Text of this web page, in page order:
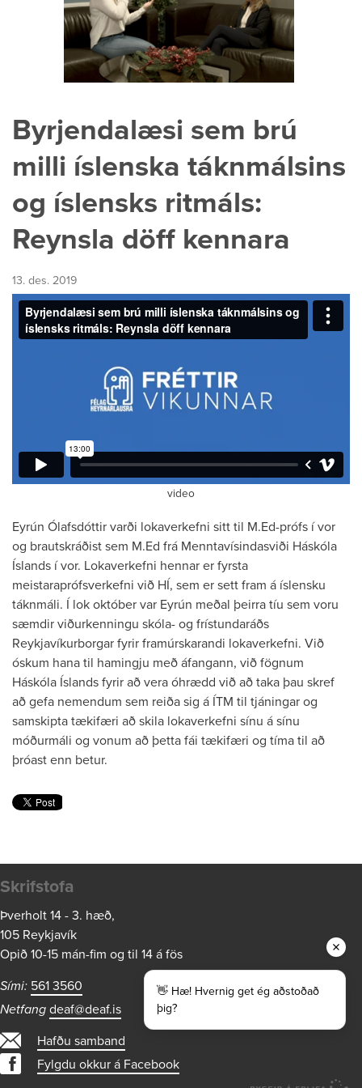
Byrjendalæsi sem brú
milli íslenska táknmálsins
og íslensks ritmáls:
Reynsla döff kennara
13. des. 2019
video
Eyrún Ólafsdóttir varði lokaverkefni sitt til M.Ed-prófs í vor
og brautskráðist sem M.Ed frá Menntavísindasviði Háskóla
Íslands í vor. Lokaverkefni hennar er fyrsta
meistaraprófsverkefni við HÍ, sem er sett fram á íslensku
táknmáli. Í lok október var Eyrún meðal þeirra tíu sem voru
sæmdir viðurkenningu skóla- og frístundaráðs
Reykjavíkurborgar fyrir framúrskarandi lokaverkefni. Við
óskum hana til hamingju með áfangann, við fögnum
Háskóla Íslands fyrir að vera óhrædd við að taka þau skref
að gefa nemendum sem reiða sig á ÍTM til tjáningar og
samskipta tækifæri að skila lokaverkefni sínu á sínu
móðurmáli og vonum að þetta fái tækifæri og tíma til að
þróast enn betur.
Skrifstofa
Þverholt 14 - 3. hæð,
105 Reykjavík
Opið 10-15 mán-fim og til 14 á fös
Sími: 561 3560
Netfang deaf@deaf.is
Hafðu samband
Fylgdu okkur á Facebook
👋 Hæ! Hvernig get ég aðstoðað
þig?